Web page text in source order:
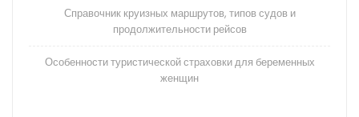
Справочник круизных маршрутов, типов судов и
продолжительности рейсов
Особенности туристической страховки для беременных
женщин